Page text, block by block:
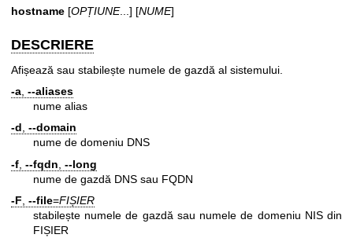
hostname [OPȚIUNE...] [NUME]
DESCRIERE
Afișează sau stabilește numele de gazdă al sistemului.
-a --aliases
nume alias
-d, --domain
nume de domeniu DNS
-f --fqdn --long
nume de gazdă DNS sau FQDN
-F --file=FIȘIER
stabilește numele de gazdă sau numele de domeniu NIS din
FIȘIER